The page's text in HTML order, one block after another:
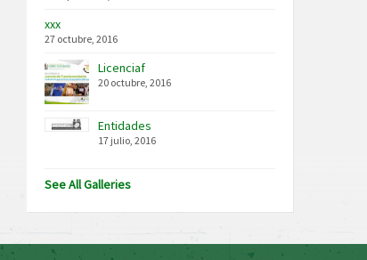
xxx
27 octubre, 2016
Licenciaf
20 octubre, 2016
Entidades
17 julio, 2016
See All Galleries